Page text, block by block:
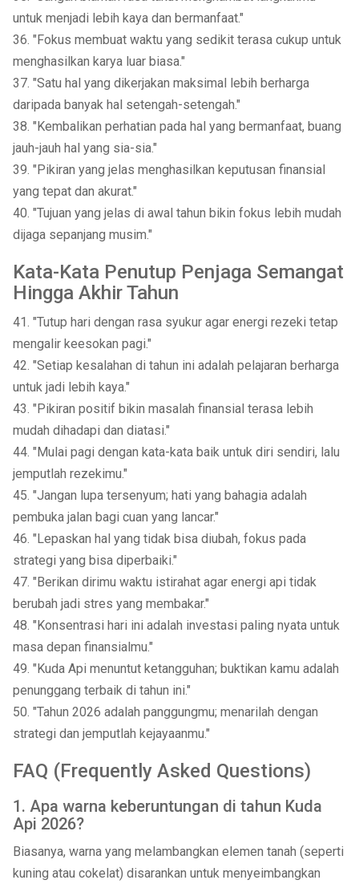
untuk menjadi lebih kaya dan bermanfaat."
36. "Fokus membuat waktu yang sedikit terasa cukup untuk
menghasilkan karya luar biasa."
37. "Satu hal yang dikerjakan maksimal lebih berharga
daripada banyak hal setengah-setengah."
38. "Kembalikan perhatian pada hal yang bermanfaat, buang
jauh-jauh hal yang sia-sia."
39. "Pikiran yang jelas menghasilkan keputusan finansial
yang tepat dan akurat."
40. "Tujuan yang jelas di awal tahun bikin fokus lebih mudah
dijaga sepanjang musim."
Kata-Kata Penutup Penjaga Semangat
Hingga Akhir Tahun
41. "Tutup hari dengan rasa syukur agar energi rezeki tetap
mengalir keesokan pagi."
42. "Setiap kesalahan di tahun ini adalah pelajaran berharga
untuk jadi lebih kaya."
43. "Pikiran positif bikin masalah finansial terasa lebih
mudah dihadapi dan diatasi."
44. "Mulai pagi dengan kata-kata baik untuk diri sendiri, lalu
jemputlah rezekimu."
45. "Jangan lupa tersenyum; hati yang bahagia adalah
pembuka jalan bagi cuan yang lancar."
46. "Lepaskan hal yang tidak bisa diubah, fokus pada
strategi yang bisa diperbaiki."
47. "Berikan dirimu waktu istirahat agar energi api tidak
berubah jadi stres yang membakar."
48. "Konsentrasi hari ini adalah investasi paling nyata untuk
masa depan finansialmu."
49. "Kuda Api menuntut ketangguhan; buktikan kamu adalah
penunggang terbaik di tahun ini."
50. "Tahun 2026 adalah panggungmu; menarilah dengan
strategi dan jemputlah kejayaanmu."
FAQ (Frequently Asked Questions)
1. Apa warna keberuntungan di tahun Kuda
Api 2026?
Biasanya, warna yang melambangkan elemen tanah (seperti
kuning atau cokelat) disarankan untuk menyeimbangkan